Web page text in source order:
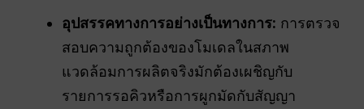
อุปสรรคทางการอย่างเป็นทางการ: การตรวจ
สอบความถูกต้องของโมเดลในสภาพ
แวดล้อมการผลิตจริงมักต้องเผชิญกับ
รายการรอคิวหรือการผูกมัดกับสัญญา